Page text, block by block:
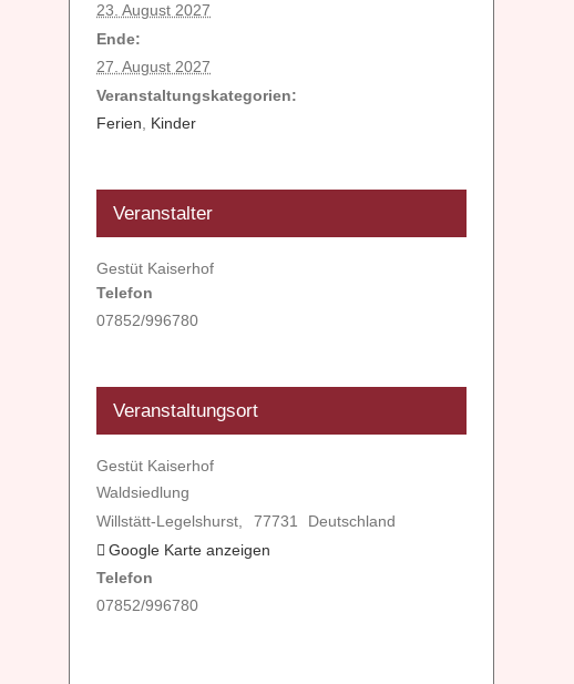
23. August 2027
Ende:
27. August 2027
Veranstaltungskategorien:
Ferien
Kinder
Veranstalter
Gestüt Kaiserhof
Telefon
07852/996780
Veranstaltungsort
Gestüt Kaiserhof
Waldsiedlung
Willstätt-Legelshurst
77731
Deutschland
Google Karte anzeigen
Telefon
07852/996780